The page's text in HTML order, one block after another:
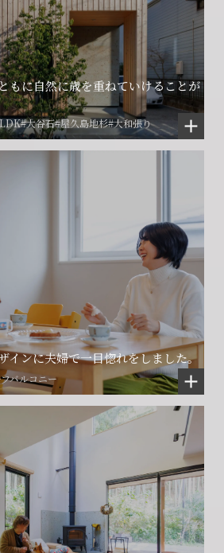
もに自然に歳を重ねていけることが
#大谷石#屋久島地杉#大和張り
インに夫婦で一目惚れをしました。
バルコニー